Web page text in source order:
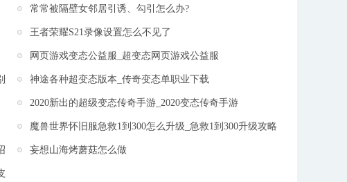
常常被隔壁女邻居引诱、勾引怎么办?
王者荣耀S21录像设置怎么不见了
网页游戏变态公益服_超变态网页游戏公益服
介绍 神途各种超变态版本_传奇变态单职业下载
2020新出的超级变态传奇手游_2020变态传奇手游
魔兽世界怀旧服急救1到300怎么升级_急救1到300升级攻略
妄想山海烤蘑菇怎么做
的软件